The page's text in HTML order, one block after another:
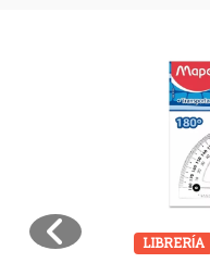
LIBRERÍA